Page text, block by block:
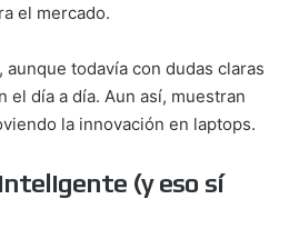
el mercado.
todavía con dudas claras
el día a día. Aun así, muestran
la innovación en laptops.
(y eso sí